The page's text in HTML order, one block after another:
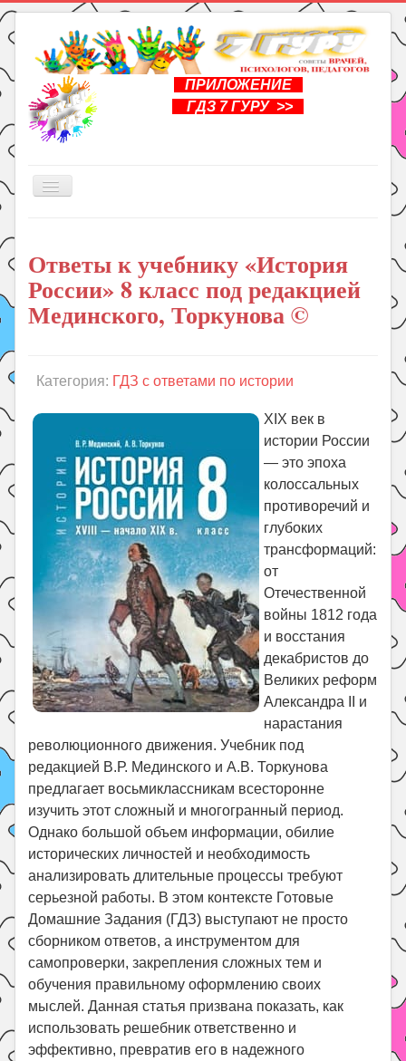
ПРИЛОЖЕНИЕ
ГДЗ 7 ГУРУ >>
Включить/
Книги
Рукоделие
Подготовка к школе
ГДЗ
Праздники
Психология
Летом!
Поиск
Ответы к учебнику «История
России» 8 класс под редакцией
Мединского, Торкунова ©
Категория: ГДЗ с ответами по истории
XIX век в
истории России
— это эпоха
колоссальных
противоречий и
глубоких
трансформаций:
от
Отечественной
войны 1812 года
и восстания
декабристов до
Великих реформ
Александра II и
нарастания
революционного движения. Учебник под
редакцией В.Р. Мединского и А.В. Торкунова
предлагает восьмиклассникам всесторонне
изучить этот сложный и многогранный период.
Однако большой объем информации, обилие
исторических личностей и необходимость
анализировать длительные процессы требуют
серьезной работы. В этом контексте Готовые
Домашние Задания (ГДЗ) выступают не просто
сборником ответов, а инструментом для
самопроверки, закрепления сложных тем и
обучения правильному оформлению своих
мыслей. Данная статья призвана показать, как
использовать решебник ответственно и
эффективно, превратив его в надежного